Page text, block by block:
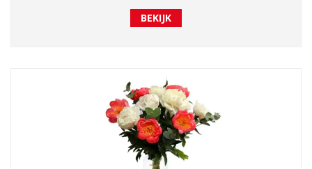
BEKIJK